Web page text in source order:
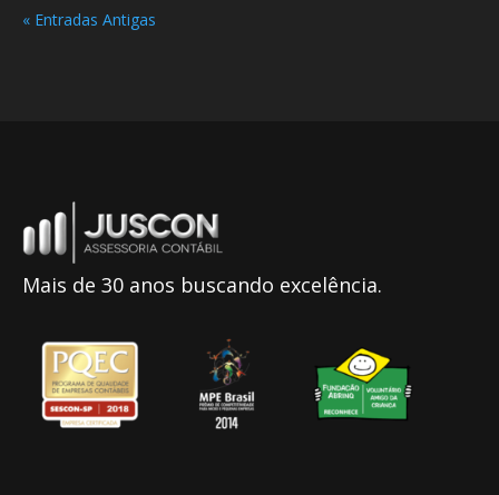
« Entradas Antigas
Mais de 30 anos buscando excelência.